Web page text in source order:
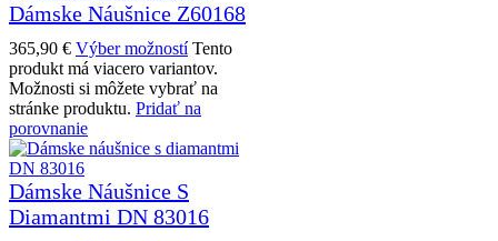
Dámske Náušnice Z60168
365,90 € Výber možností Tento
produkt má viacero variantov.
Možnosti si môžete vybrať na
stránke produktu. Pridať na
porovnanie
Dámske Náušnice S
Diamantmi DN 83016